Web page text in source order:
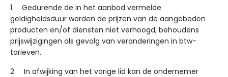
1. Gedurende de in het aanbod vermelde
geldigheidsduur worden de prijzen van de aangeboden
producten en/of diensten niet verhoogd, behoudens
prijswijzigingen als gevolg van veranderingen in btw-
tarieven.
2. In afwijking van het vorige lid kan de ondernemer